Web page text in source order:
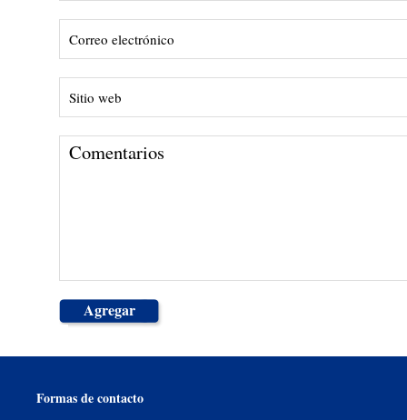
Agregar
Formas de contacto